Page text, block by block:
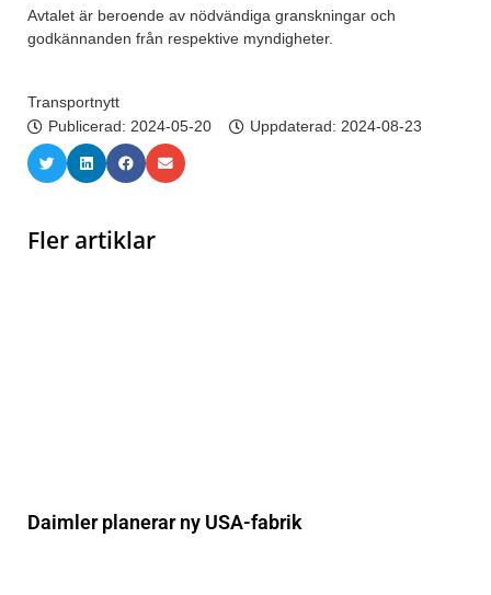
Avtalet är beroende av nödvändiga granskningar och
godkännanden från respektive myndigheter.
Transportnytt
Publicerad: 2024-05-20 Uppdaterad: 2024-08-23
Fler artiklar
Daimler planerar ny USA-fabrik